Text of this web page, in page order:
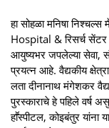
हा सोहळा मनिषा
Hospital & रिसर्च सेंटर
आयुष्यभर जपलेल्या सेवा,
प्रयत्न आहे. वैद्यकीय
लता दीनानाथ मंगेशकर
पुरस्काराचे हे पहिले वर्ष
हाॕस्पीटल, कोइबंतुर यांना